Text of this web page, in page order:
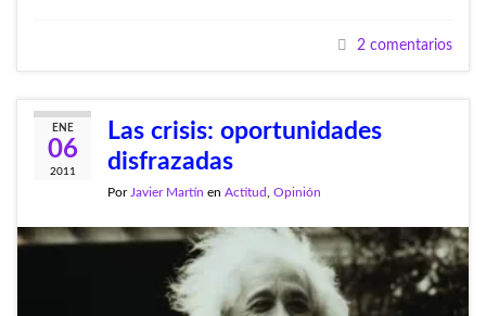
2 comentarios
ENE
06
2011
Las crisis: oportunidades
disfrazadas
Por Javier Martín en Actitud Opinión